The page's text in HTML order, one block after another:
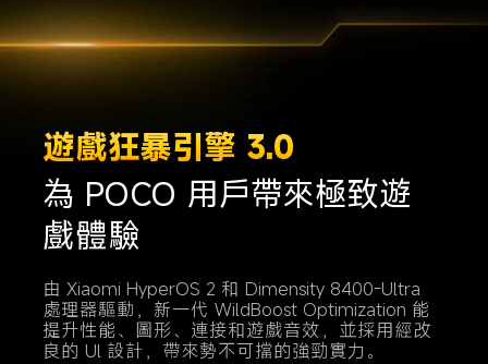
遊戲狂暴引擎 3.0
為 POCO 用戶帶來極致遊
戲體驗
由 Xiaomi HyperOS 2 和 Dimensity 8400-Ultra
處理器驅動，新一代 WildBoost Optimization 能
提升性能、圖形、連接和遊戲音效，並採用經改
良的 Ul 設計，帶來勢不可擋的強勁實力。